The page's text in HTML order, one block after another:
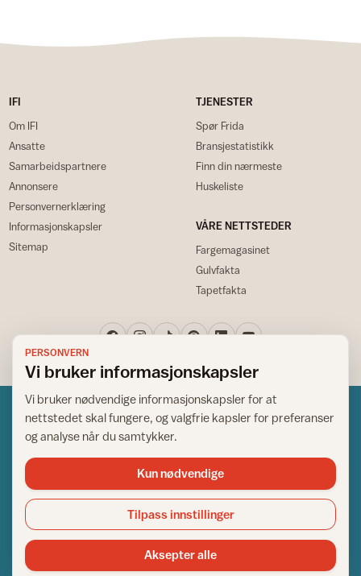
IFI
Om IFI
Ansatte
Samarbeidspartnere
Annonsere
Personvernerklæring
Informasjonskapsler
Sitemap
TJENESTER
Spør Frida
Bransjestatistikk
Finn din nærmeste
Huskeliste
VÅRE NETTSTEDER
Fargemagasinet
Gulvfakta
Tapetfakta
Norsk råd for hjem og bygg
Copyright © 1995-2026. All Rights Reserved.
Ansvarlig redaktør: Helge Bod Vangen
Utgiver: IFI - Norsk råd for hjem og bygg
PERSONVERN
Vi bruker informasjonskapsler
Vi bruker nødvendige informasjonskapsler for at
nettstedet skal fungere, og valgfrie kapsler for preferanser
og analyse når du samtykker.
Kun nødvendige
Tilpass innstillinger
Aksepter alle